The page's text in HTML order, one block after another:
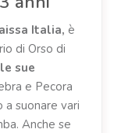
Italia, è
di Orso di
sue
e Pecora
a suonare vari
Anche se